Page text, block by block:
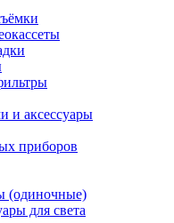
и аксессуары
приборов
(одиночные)
для света